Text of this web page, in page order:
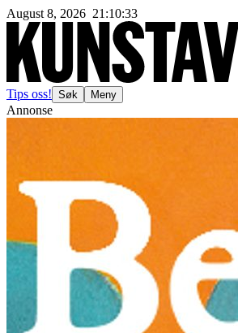
August 8, 2026 21 :10:35
Tips oss! Søk Meny
Annonse